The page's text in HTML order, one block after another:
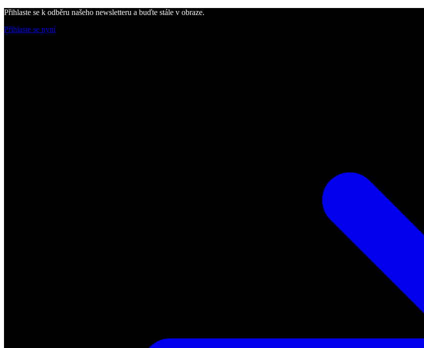
Přihlaste se k odběru našeho newsletteru a buďte stále v obraze.
Přihlaste se nyní